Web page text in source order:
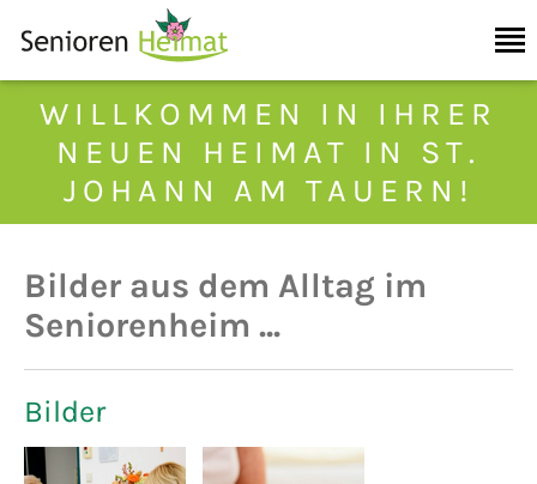
WILLKOMMEN IN IHRER
NEUEN HEIMAT IN ST.
JOHANN AM TAUERN!
Bilder aus dem Alltag im
Seniorenheim ...
Bilder